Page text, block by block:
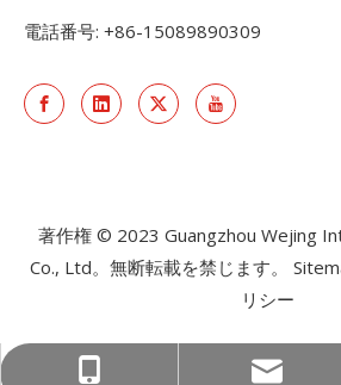
電話番号: +86-15089890309
+86-15089890309
+86 15089890309
著作権 © 2023 Guangzhou Wejing
Co., Ltd。無断転載を禁じます。
リシー